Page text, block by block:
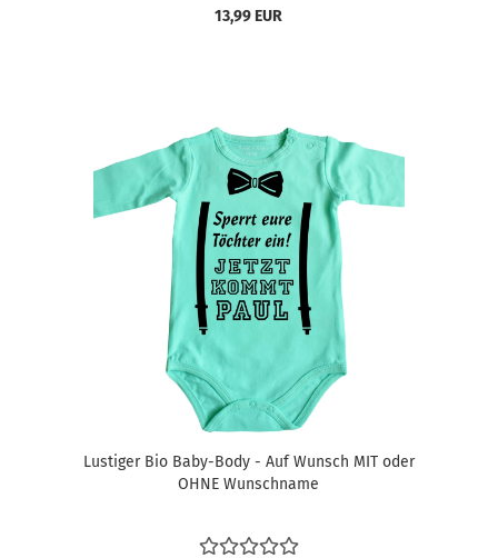
13,99 EUR
Lustiger Bio Baby-Body - Auf Wunsch MIT oder
OHNE Wunschname